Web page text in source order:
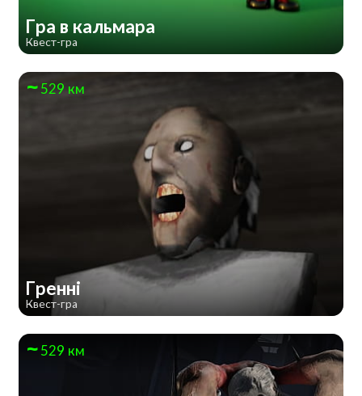
Гра в кальмара
Квест-гра
529 км
Гренні
Квест-гра
529 км